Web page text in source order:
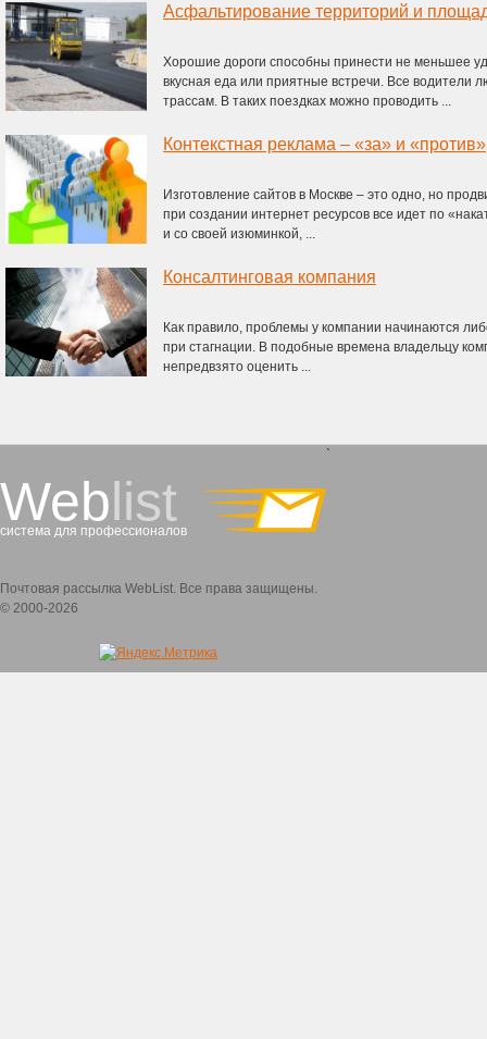
Асфальтирование территорий и
Хорошие дороги способны принести не меньшее
вкусная еда или приятные встречи. Все водители
трассам. В таких поездках можно проводить ...
Контекстная реклама – «за» и «против»
Изготовление сайтов в Москве – это одно, но
при создании интернет ресурсов все идет по
и со своей изюминкой, ...
Консалтинговая компания
Как правило, проблемы у компании начинаются
при стагнации. В подобные времена владельцу
непредвзято оценить ...
Weblist
система для профессионалов
`
Почтовая рассылка WebList. Все права защищены.
© 2000-2026